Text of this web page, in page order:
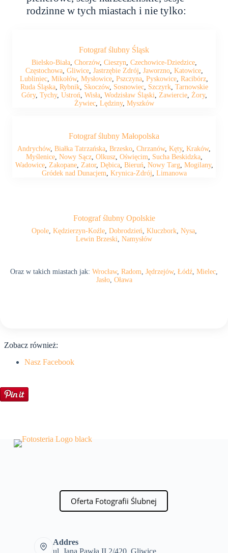
rodzinne w tych miastach i nie tylko:
Fotograf ślubny Śląsk
Bielsko-Biała, Chorzów, Cieszyn, Czechowice-Dziedzice,
Częstochowa, Gliwice, Jastrzębie Zdrój, Jaworzno, Katowice,
Lubliniec, Mikołów, Mysłowice, Pszczyna, Pyskowice, Racibórz,
Ruda Śląska, Rybnik, Skoczów, Sosnowiec, Szczyrk, Tarnowskie
Góry, Tychy, Ustroń, Wisła, Wodzisław Śląski, Zawiercie, Żory,
Żywiec, Lędziny, Myszków
Fotograf ślubny Małopolska
Andrychów, Białka Tatrzańska, Brzesko, Chrzanów, Kęty, Kraków,
Myślenice, Nowy Sącz, Olkusz, Oświęcim, Sucha Beskidzka,
Wadowice, Zakopane, Zator, Dębica, Bieruń, Nowy Targ, Mogilany,
Gródek nad Dunacjem, Krynica-Zdrój, Limanowa
Fotograf ślubny Opolskie
Opole, Kędzierzyn-Koźle, Dobrodzień, Kluczbork, Nysa,
Lewin Brzeski, Namysłów
Oraz w takich miastach jak: Wrocław, Radom, Jędrzejów, Łódź, Mielec,
Jasło, Oława
Zobacz również:
Nasz Facebook
Oferta Fotografii Ślubnej
Addres
ul. Jana Pawła II 2/420, Gliwice